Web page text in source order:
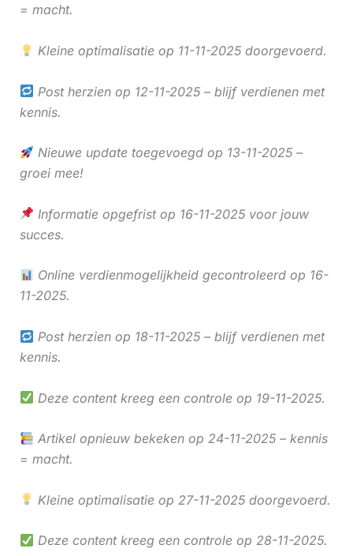
= macht.
Kleine optimalisatie op 11-11-2025 doorgevoerd.
Post herzien op 12-11-2025 – blijf verdienen met
kennis.
Nieuwe update toegevoegd op 13-11-2025 –
groei mee!
Informatie opgefrist op 16-11-2025 voor jouw
succes.
Online verdienmogelijkheid gecontroleerd op 16-
11-2025.
Post herzien op 18-11-2025 – blijf verdienen met
kennis.
Deze content kreeg een controle op 19-11-2025.
Artikel opnieuw bekeken op 24-11-2025 – kennis
= macht.
Kleine optimalisatie op 27-11-2025 doorgevoerd.
Deze content kreeg een controle op 28-11-2025.